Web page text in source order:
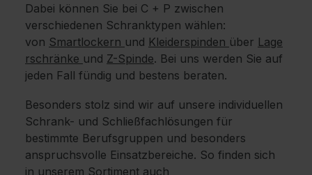
Dabei können Sie bei C + P zwischen
verschiedenen Schranktypen wählen:
von Smartlockern und Kleiderspinden über Lage
rschränke und Z-Spinde. Bei uns werden Sie auf
jeden Fall fündig und bestens beraten.
Besonders stolz sind wir auf unsere individuellen
Schrank- und Schließfachlösungen für
bestimmte Berufsgruppen und besonders
anspruchsvolle Einsatzbereiche. So finden sich
in unserem Sortiment auch